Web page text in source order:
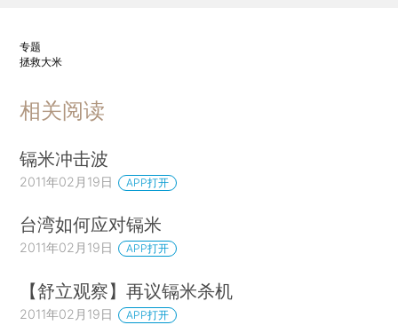
专题
拯救大米
相关阅读
镉米冲击波
2011年02月19日 APP打开
台湾如何应对镉米
2011年02月19日 APP打开
【舒立观察】再议镉米杀机
2011年02月19日 APP打开